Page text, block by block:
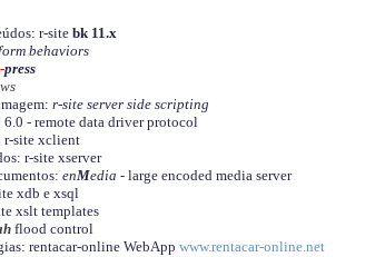
r-site bk 11.x
behaviors
press
r-site server side scripting
- remote data driver protocol
r-site xclient
r-site xserver
enMedia - large encoded media server
xdb e xsql
xslt templates
flood control
rentacar-online WebApp www.rentacar-online.net